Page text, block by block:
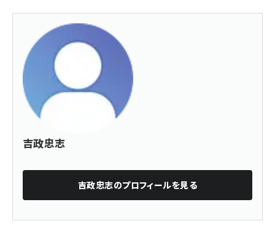
吉政忠志
吉政忠志のプロフィールを見る